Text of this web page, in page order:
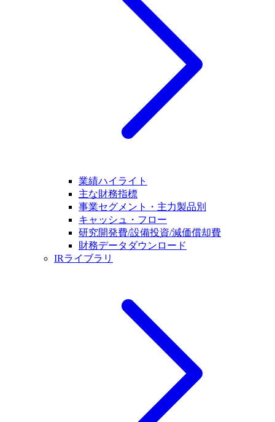
業績ハイライト
主な財務指標
事業セグメント・主力製品別
キャッシュ・フロー
研究開発費/設備投資/減価償却費
財務データダウンロード
IRライブラリ